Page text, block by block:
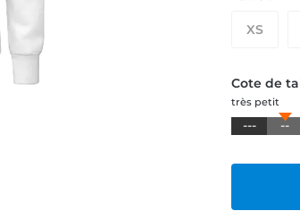
XS
Cote de
très petit
--- --